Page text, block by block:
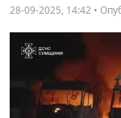
28-09-2025, 14:42 •